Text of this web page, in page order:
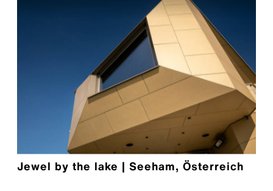
Jewel by the lake | Seeham, Österreich